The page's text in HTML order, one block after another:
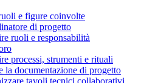
e figure coinvolte
di progetto
ruoli e responsabilità
processi, strumenti e rituali
la documentazione di progetto
tavoli tecnici collaborativi